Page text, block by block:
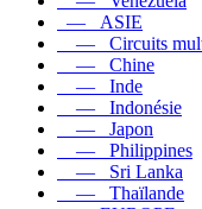
— ASIE
— Circuits
— Chine
— Inde
— Indonésie
— Japon
— Philippines
— Sri Lanka
— Thaïlande